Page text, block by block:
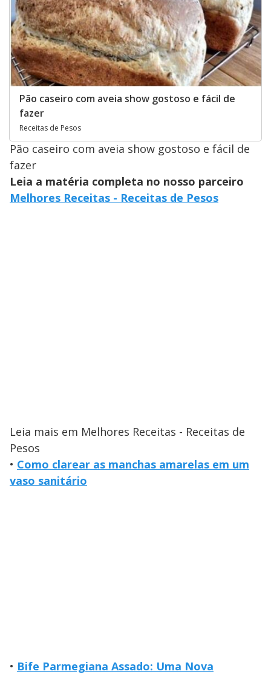
Pão caseiro com aveia show gostoso e fácil de
fazer
Receitas de Pesos
Pão caseiro com aveia show gostoso e fácil de
fazer
Leia a matéria completa no nosso parceiro
Melhores Receitas - Receitas de Pesos
Leia mais em Melhores Receitas - Receitas de
Pesos
• Como clarear as manchas amarelas em um
vaso sanitário
• Bife Parmegiana Assado: Uma Nova